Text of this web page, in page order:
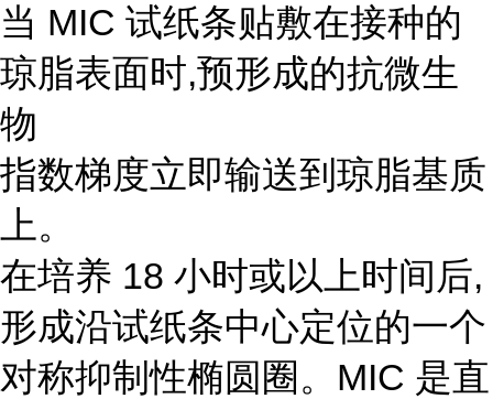
当 MIC 试纸条贴敷在接种的
琼脂表面时,预形成的抗微生
物
指数梯度立即输送到琼脂基质
上。
在培养 18 小时或以上时间后,
形成沿试纸条中心定位的一个
对称抑制性椭圆圈。MIC 是直